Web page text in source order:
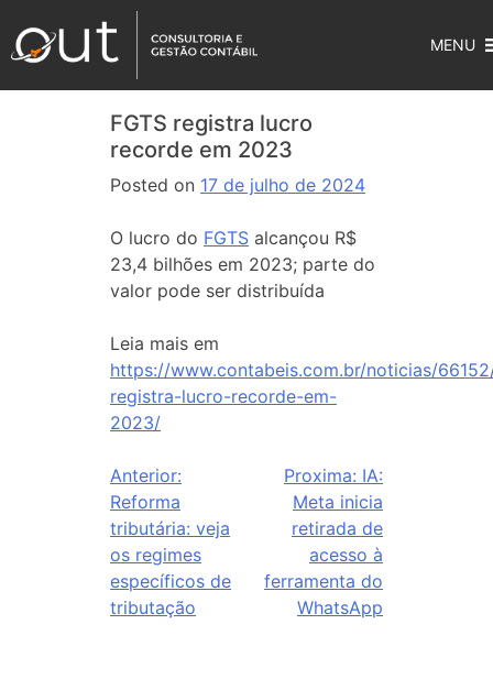
MENU
FGTS registra lucro
recorde em 2023
Posted on 17 de julho de 2024
O lucro do FGTS alcançou R$
23,4 bilhões em 2023; parte do
valor pode ser distribuída
Leia mais em
https://www.contabeis.com.br/noticias/
registra-lucro-recorde-em-
2023/
Anterior:
Reforma
tributária: veja
os regimes
específicos de
tributação
Proxima: IA:
Meta inicia
retirada de
acesso à
ferramenta do
WhatsApp